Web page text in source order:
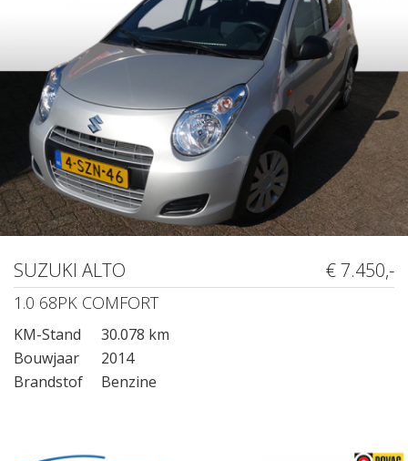
SUZUKI ALTO € 7.450,-
1.0 68PK COMFORT
KM-Stand
30.078 km
Bouwjaar
2014
Brandstof
Benzine